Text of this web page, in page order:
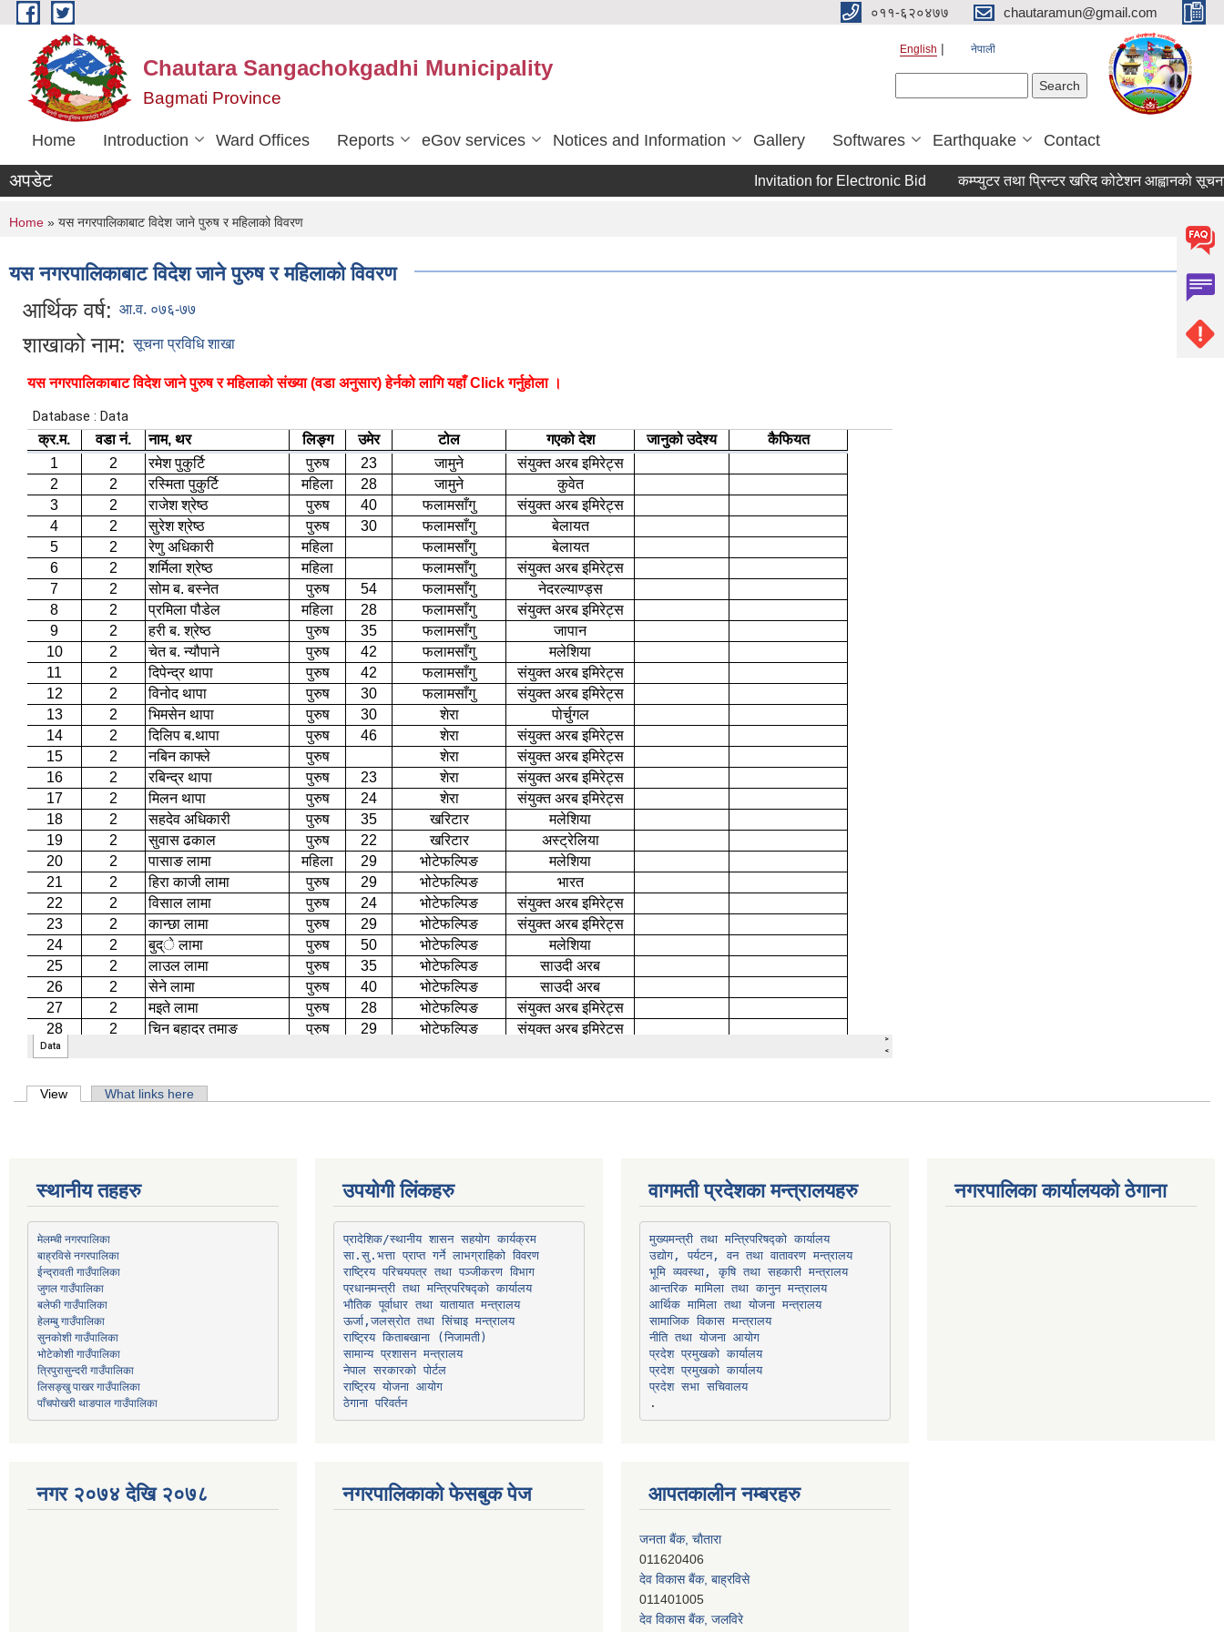
Skip to main content ०११-६२०४७७ chautaramun@gmail.com
Chautara Sangachokgadhi Municipality
Bagmati Province
English नेपाली
Home Introduction Ward Offices Reports eGov services Notices and Information Gallery Softwares Earthquake Contact
अपडेट Invitation for Electronic Bid कम्प्युटर तथा प्रिन्टर खरिद कोटेशन आह्वानको सूचना।
You are here
Home » यस नगरपालिकाबाट विदेश जाने पुरुष र महिलाको विवरण
यस नगरपालिकाबाट विदेश जाने पुरुष र महिलाको विवरण
आर्थिक वर्ष: आ.व. ०७६-७७
शाखाको नाम: सूचना प्रविधि शाखा
यस नगरपालिकाबाट विदेश जाने पुरुष र महिलाको संख्या (वडा अनुसार) हेर्नको लागि यहाँ Click गर्नुहोला ।
Primary tabs
View (active tab)What links here
स्थानीय तहहरु
मेलम्ची नगरपालिका
बाह्रविसे नगरपालिका
ईन्द्रावती गाउँपालिका
जुगल गाउँपालिका
बलेफी गाउँपालिका
हेलम्बु गाउँपालिका
सुनकोशी गाउँपालिका
भोटेकोशी गाउँपालिका
त्रिपुरासुन्दरी गाउँपालिका
लिसङ्खु पाखर गाउँपालिका
पाँचपोखरी थाङपाल गाउँपालिका
नगर २०७४ देखि २०७८
उपयोगी लिंकहरु
प्रादेशिक/स्थानीय शासन सहयोग कार्यक्रम
सा.सु.भत्ता प्राप्त गर्ने लाभग्राहिको विवरण
राष्ट्रिय परिचयपत्र तथा पञ्‍जीकरण विभाग
प्रधानमन्त्री तथा मन्त्रिपरिषद्को कार्यालय
भौतिक पूर्वाधार तथा यातायात मन्त्रालय
ऊर्जा,जलस्रोत तथा सिंचाइ मन्त्रालय
सामान्य प्रशासन मन्त्रालय
नेपाल सरकारको पोर्टल
राष्ट्रिय योजना आयोग
ठेगाना परिवर्तन
नगरपालिकाको फेसबुक पेज
वागमती प्रदेशका मन्त्रालयहरु
मुख्यमन्त्री तथा मन्त्रिपरिषद्को कार्यालय
उद्योग, पर्यटन, वन तथा वातावरण मन्त्रालय
भूमि व्यवस्था, कृषि तथा सहकारी मन्त्रालय
आन्तरिक मामिला तथा कानुन मन्त्रालय
आर्थिक मामिला तथा योजना मन्त्रालय
सामाजिक विकास मन्त्रालय
नीति तथा योजना आयोग
प्रदेश प्रमुखको कार्यालय
प्रदेश प्रमुखको कार्यालय
प्रदेश सभा सचिवालय
आपतकालीन नम्बरहरु
जनता बैंक, चाैतारा
011620406
देव विकास बैंक, बाह्रविसे
011401005
देव विकास बैंक, जलविरे
नगरपालिका कार्यालयको ठेगाना